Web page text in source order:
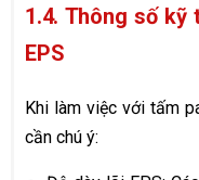
1.4. Thông số kỹ
EPS
Khi làm việc với tấm
cần chú ý: